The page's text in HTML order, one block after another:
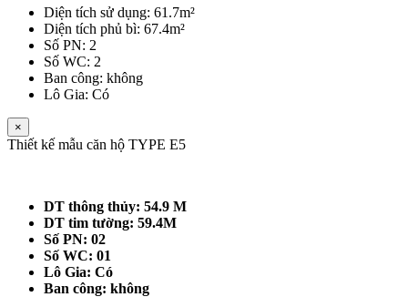
Diện tích sử dụng: 61.7m²
Diện tích phủ bì: 67.4m²
Số PN: 2
Số WC: 2
Ban công: không
Lô Gia: Có
×
Thiết kế mẫu căn hộ TYPE E5
DT thông thủy: 54.9 M
DT tim tường: 59.4M
Số PN: 02
Số WC: 01
Lô Gia: Có
Ban công: không